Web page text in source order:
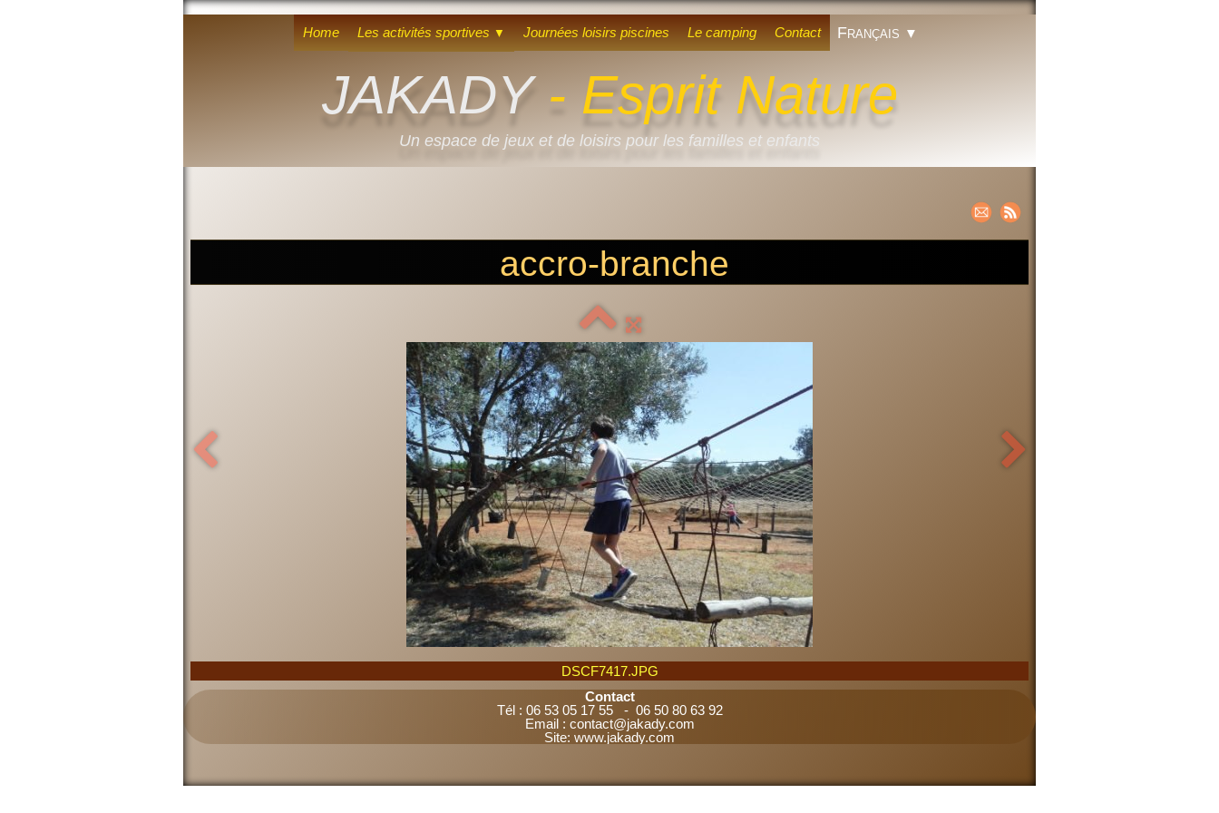
Home Les activités sportives ▼ Journées loisirs piscines Le camping Contact Français ▼
JAKADY- Esprit Nature
Un espace de jeux et de loisirs pour les familles et enfants
accro-branche
DSCF7417.JPG
Contact
Tél : 06 53 05 17 55 - 06 50 80 63 92
Email : contact@jakady.com
Site: www.jakady.com